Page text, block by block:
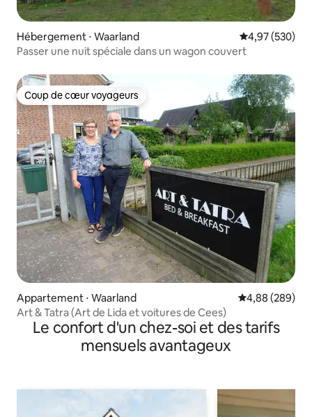
Hébergement ⋅ Waarland Évaluation
4,97 (530)
Passer une nuit spéciale dans un wagon couvert
Coup de cœur voyageurs
Coup de cœur voyageurs
Appartement ⋅ Waarland Évaluation
4,88 (289)
Art & Tatra (Art de Lida et voitures de Cees)
Le confort d'un chez-soi et des tarifs
mensuels avantageux